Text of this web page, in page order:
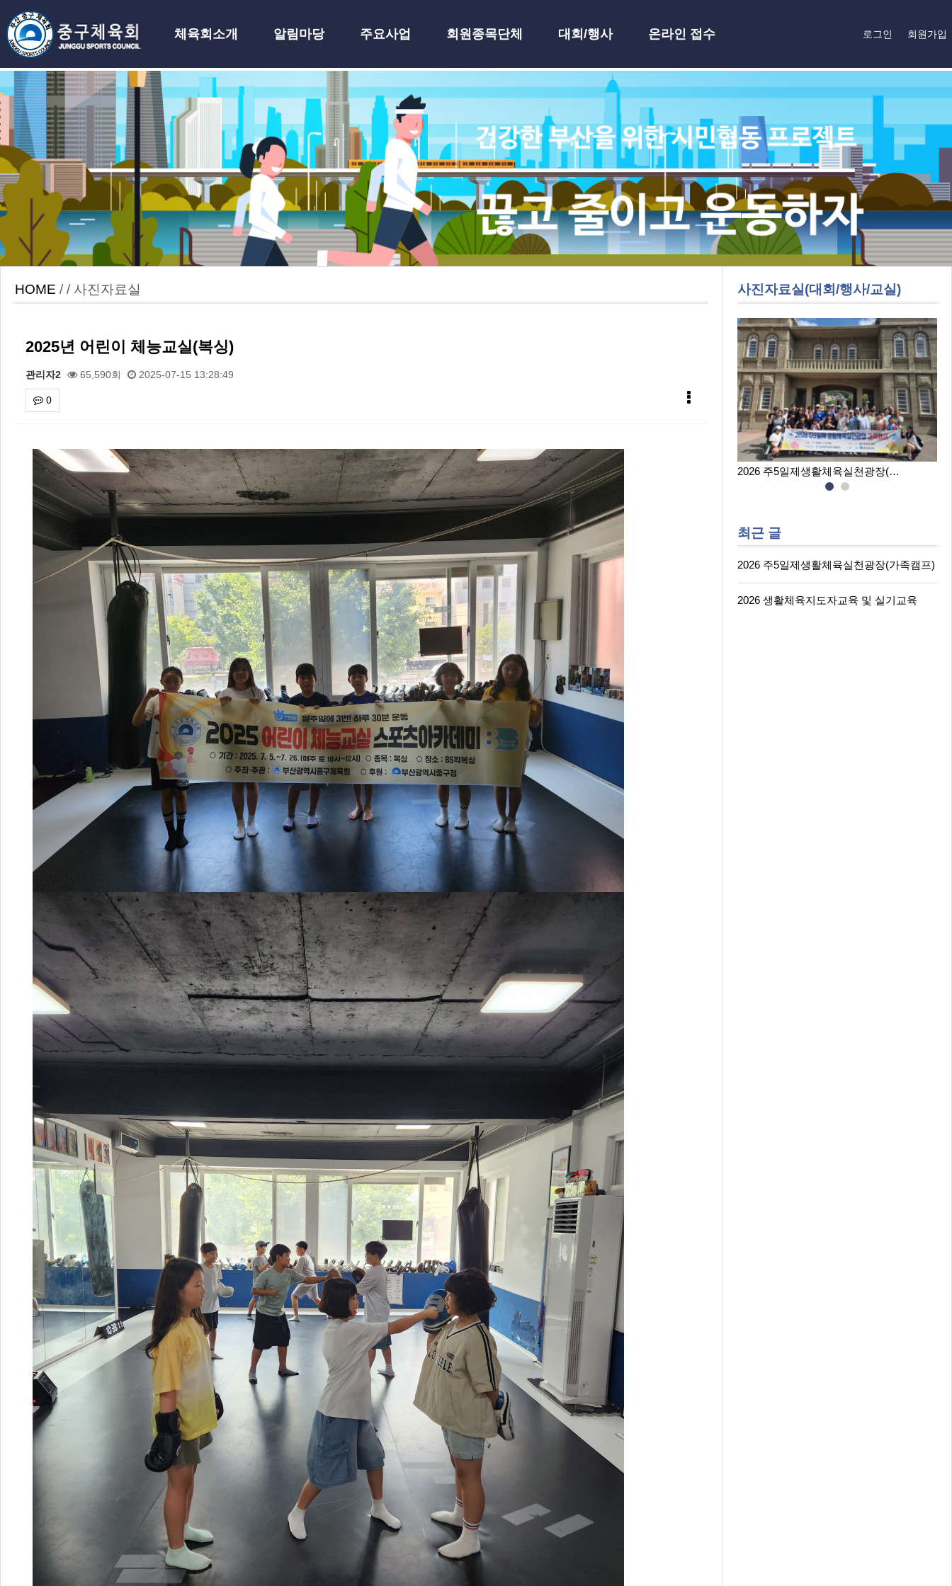
체육회소개 알림마당 주요사업 회원종목단체 대회/행사
온라인 접수
하위분류
로그인 회원가입
HOME / / 사진자료실
2025년 어린이 체능교실(복싱)
관리자2 65,590회 2025-07-15 13:28:49
0
사진자료실(대회/행사/교실)
2026 주5일제생활체육실천광장(… 2026 생활체육지도자교육 및 실… 2026 주5일제생활체육실천광장(… 2026 생활체육지도자교육 및 실…
최근 글
2026 주5일제생활체육실천광장(가족캠프)
2026 생활체육지도자교육 및 실기교육